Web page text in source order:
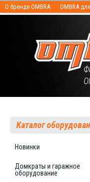
О бренде OMBRA OMBRA
Каталог
Новинки
Домкраты и гаражное
оборудование